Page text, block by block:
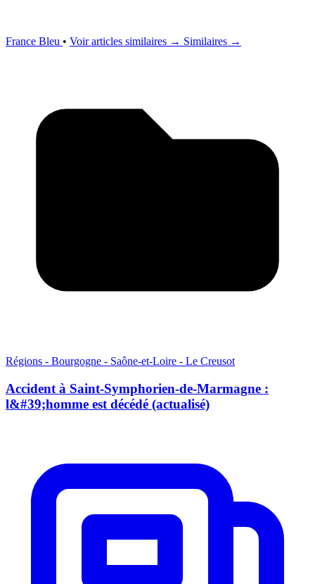
France Bleu • Voir articles similaires → Similaires →
Régions - Bourgogne - Saône-et-Loire - Le Creusot
Accident à Saint-Symphorien-de-Marmagne :
l&#39;homme est décédé (actualisé)